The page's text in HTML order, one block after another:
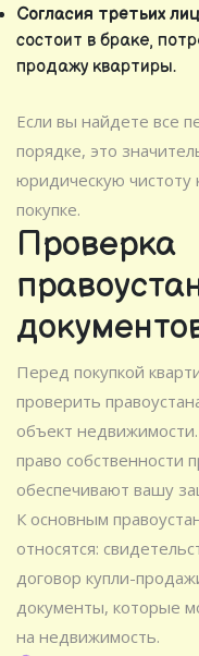
Согласия третьих
состоит в браке,
продажу квартиры.
Если вы найдете все
порядке, это
юридическую чистоту
покупке.
Проверка
Перед покупкой
проверить
объект
право собственности
обеспечивают вашу
К основным
относятся:
договор купли-
документы, которые
на недвижимость.